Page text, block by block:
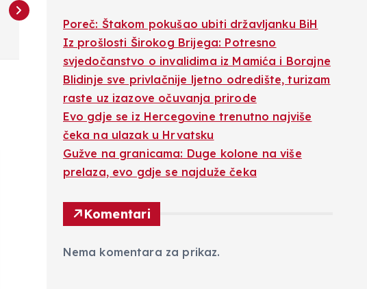
Poreč: Štakom pokušao ubiti državljanku BiH
Iz prošlosti Širokog Brijega: Potresno
svjedočanstvo o invalidima iz Mamića i Borajne
Blidinje sve privlačnije ljetno odredište, turizam
raste uz izazove očuvanja prirode
Evo gdje se iz Hercegovine trenutno najviše
čeka na ulazak u Hrvatsku
Gužve na granicama: Duge kolone na više
prelaza, evo gdje se najduže čeka
Komentari
Nema komentara za prikaz.